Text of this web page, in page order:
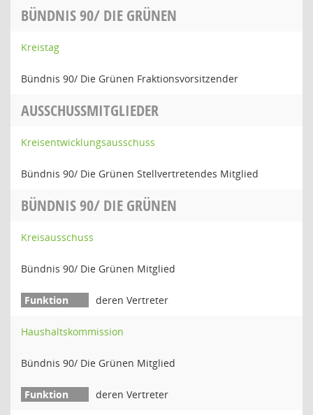
BÜNDNIS 90/ DIE GRÜNEN
Kreistag
Bündnis 90/ Die Grünen Fraktionsvorsitzender
AUSSCHUSSMITGLIEDER
Kreisentwicklungsausschuss
Bündnis 90/ Die Grünen Stellvertretendes Mitglied
BÜNDNIS 90/ DIE GRÜNEN
Kreisausschuss
Bündnis 90/ Die Grünen Mitglied
deren Vertreter
Haushaltskommission
Bündnis 90/ Die Grünen Mitglied
deren Vertreter